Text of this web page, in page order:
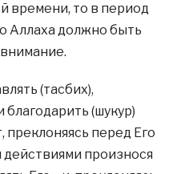
времени, то в период
Аллаха должно быть
(тасбих),
благодарить (шукур)
преклоняясь перед Его
произнося